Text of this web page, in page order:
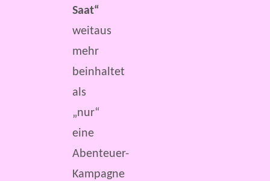
Saat“
weitaus
mehr
beinhaltet
als
„nur“
eine
Abenteuer-
Kampagne